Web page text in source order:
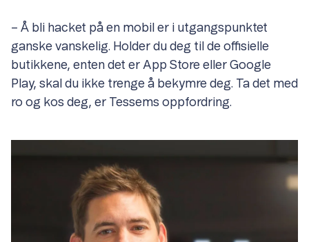
– Å bli hacket på en mobil er i utgangspunktet
ganske vanskelig. Holder du deg til de offisielle
butikkene, enten det er App Store eller Google
Play, skal du ikke trenge å bekymre deg. Ta det med
ro og kos deg, er Tessems oppfordring.